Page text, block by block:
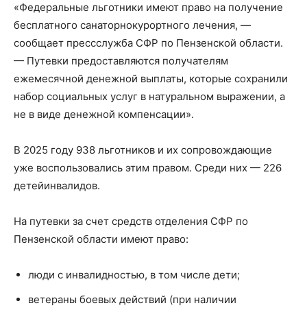
«Федеральные льготники имеют право на получение
бесплатного санаторно­курортного лечения, —
сообщает пресс­служба СФР по Пензенской области.
— Путевки предоставляются получателям
ежемесячной денежной выплаты, которые сохранили
набор социальных услуг в натуральном выражении, а
не в виде денежной компенсации».
В 2025 году 938 льготников и их сопровождающие
уже воспользовались этим правом. Среди них — 226
детей­инвалидов.
На путевки за счет средств отделения СФР по
Пензенской области имеют право:
люди с инвалидностью, в том числе дети;
ветераны боевых действий (при наличии